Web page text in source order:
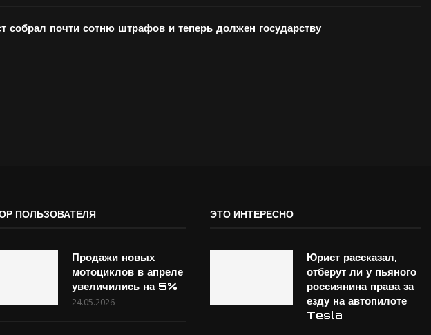
собрал почти сотню штрафов и теперь должен государству
ПОЛЬЗОВАТЕЛЯ
Продажи новых
мотоциклов в апреле
увеличились на 5%
24.05.2026
ЭТО ИНТЕРЕСНО
Юрист рассказал,
отберут ли у пьяного
россиянина права за
езду на автопилоте
Tesla